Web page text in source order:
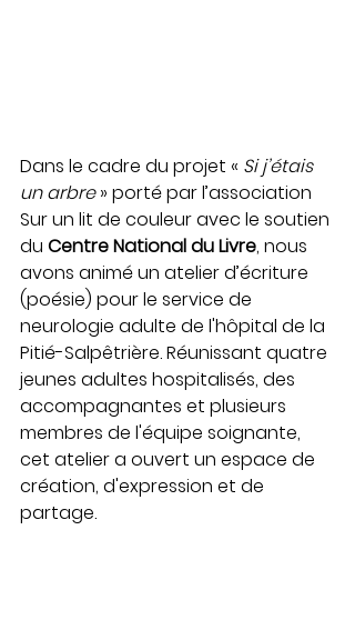
Dans le cadre du projet « Si j’étais
un arbre » porté par l’association
Sur un lit de couleur avec le soutien
du Centre National du Livre, nous
avons animé un atelier d’écriture
(poésie) pour le service de
neurologie adulte de l'hôpital de la
Pitié-Salpêtrière. Réunissant quatre
jeunes adultes hospitalisés, des
accompagnantes et plusieurs
membres de l'équipe soignante,
cet atelier a ouvert un espace de
création, d'expression et de
partage.